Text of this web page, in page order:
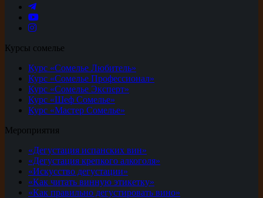
Курсы сомелье
Курс «Сомелье Любитель»
Курс «Сомелье Профессионал»
Курс «Сомелье Эксперт»
Курс «Шеф Сомелье»
Курс «Мастер Сомелье»
Мероприятия
«Дегустация испанских вин»
«Дегустация крепкого алкоголя»
«Искусство дегустации»
«Как читать винную этикетку»
«Как правильно дегустировать вино»